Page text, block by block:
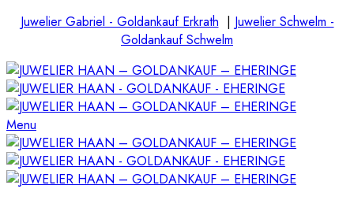
Juwelier Gabriel - Goldankauf Erkrath | Juwelier Schwelm -
Goldankauf Schwelm
Menu